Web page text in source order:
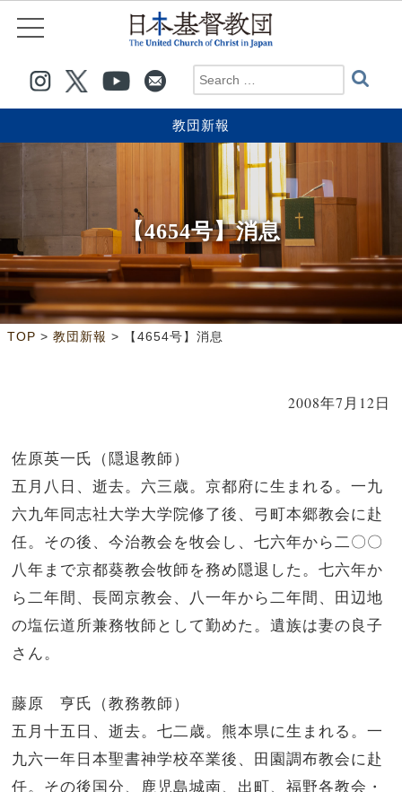
教団新報
【4654号】消息
TOP > 教団新報 > 【4654号】消息
2008年7月12日
佐原英一氏（隠退教師）
五月八日、逝去。六三歳。京都府に生まれる。一九
六九年同志社大学大学院修了後、弓町本郷教会に赴
任。その後、今治教会を牧会し、七六年から二〇〇
八年まで京都葵教会牧師を務め隠退した。七六年か
ら二年間、長岡京教会、八一年から二年間、田辺地
の塩伝道所兼務牧師として勤めた。遺族は妻の良子
さん。
藤原 亨氏（教務教師）
五月十五日、逝去。七二歳。熊本県に生まれる。一
九六一年日本聖書神学校卒業後、田園調布教会に赴
任。その後国分、鹿児島城南、出町、福野各教会・